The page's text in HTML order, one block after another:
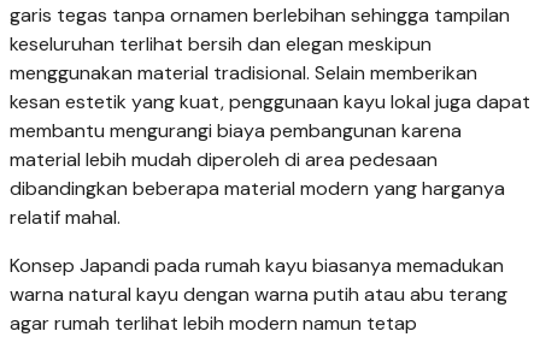
garis tegas tanpa ornamen berlebihan sehingga tampilan
keseluruhan terlihat bersih dan elegan meskipun
menggunakan material tradisional. Selain memberikan
kesan estetik yang kuat, penggunaan kayu lokal juga dapat
membantu mengurangi biaya pembangunan karena
material lebih mudah diperoleh di area pedesaan
dibandingkan beberapa material modern yang harganya
relatif mahal.
Konsep Japandi pada rumah kayu biasanya memadukan
warna natural kayu dengan warna putih atau abu terang
agar rumah terlihat lebih modern namun tetap